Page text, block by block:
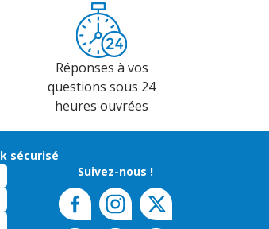
Réponses à vos
questions sous 24
heures ouvrées
sécurisé
Suivez-nous !